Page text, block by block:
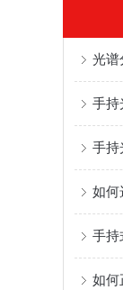
如何
如何